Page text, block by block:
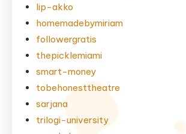
lip-akko
homemadebymiriam
followergratis
thepicklemiami
smart-money
tobehonesttheatre
sarjana
trilogi-university